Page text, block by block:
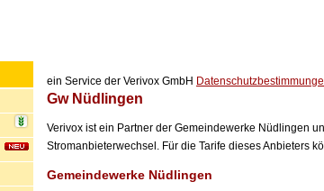
ein Service der Verivox GmbH
Gw Nüdlingen
Verivox ist ein Partner der Gemeindewerke Nüdlingen
Stromanbieterwechsel. Für die Tarife dieses Anbieters
Gemeindewerke Nüdlingen